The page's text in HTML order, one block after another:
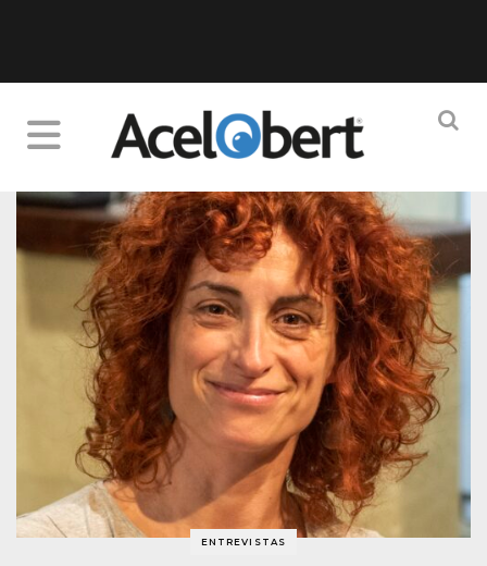
ENTREVISTAS